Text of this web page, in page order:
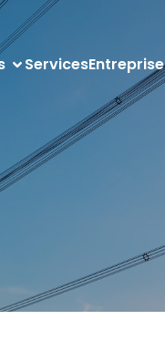
ServicesEntreprise